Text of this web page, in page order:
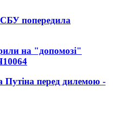
попередила
на "допомозі"
10064
Путіна перед дилемою -